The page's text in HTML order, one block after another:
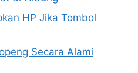
HP Jika Tombol
Secara Alami